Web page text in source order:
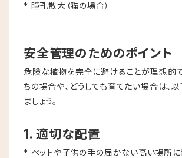
* 瞳孔散大（猫の場合）
安全管理のためのポイント
危険な植物を完全に避けることが理想的
ちの場合や、どうしても育てたい場合は、
ましょう。
1. 適切な配置
* ペットや子供の手の届かない高い場所に